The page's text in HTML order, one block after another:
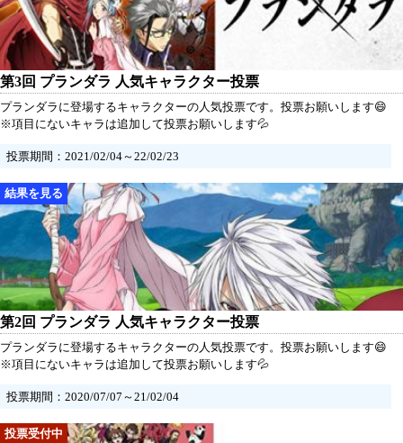
第3回 プランダラ 人気キャラクター投票
プランダラに登場するキャラクターの人気投票です。投票お願いします😄
※項目にないキャラは追加して投票お願いします💦
投票期間：2021/02/04～22/02/23
第2回 プランダラ 人気キャラクター投票
プランダラに登場するキャラクターの人気投票です。投票お願いします😄
※項目にないキャラは追加して投票お願いします💦
投票期間：2020/07/07～21/02/04